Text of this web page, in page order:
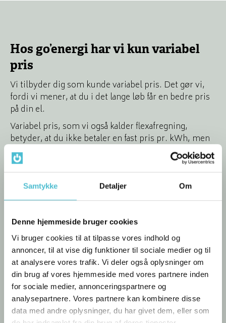
Samtykke Detaljer Om
Denne hjemmeside bruger cookies
Vi bruger cookies til at tilpasse vores indhold og
annoncer, til at vise dig funktioner til sociale medier og til
at analysere vores trafik. Vi deler også oplysninger om
din brug af vores hjemmeside med vores partnere inden
for sociale medier, annonceringspartnere og
analysepartnere. Vores partnere kan kombinere disse
data med andre oplysninger, du har givet dem, eller som
Hos go’energi har vi kun variabel
pris
Vi tilbyder dig som kunde variabel pris. Det gør vi,
fordi vi mener, at du i det lange løb får en bedre pris
på din el.
Variabel pris, som vi også kalder flexafregning,
betyder, at du ikke betaler en fast pris pr. kWh, men
at du betaler den pris, strømmen koster, når netop
du bruger den. Derfor skal vi heller ikke have dækket
en risikopræmie ind.
Kort og godt får du altså strømmen til den pris, den
koster. Så enkelt er det.
Læs mere om flexafregning
Hvad er spotpris?
Spotprisen er den pris, strømmen bliver fastsat til på
den nordiske elbørs, der hedder Nord Pool.